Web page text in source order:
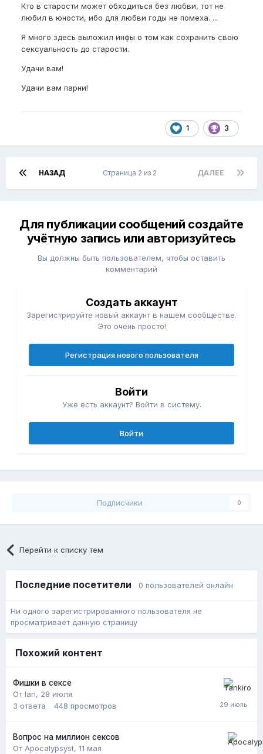
Кто в старости может обходиться без любви, тот не
любил в юности, ибо для любви годы не помеха. ...
Я много здесь выложил инфы о том как сохранить свою
сексуальность до старости.
Удачи вам!
Удачи вам парни!
1 3
НАЗАД ДАЛЕЕ
Страница 2 из 2
Для публикации сообщений создайте
учётную запись или авторизуйтесь
Вы должны быть пользователем, чтобы оставить
комментарий
Создать аккаунт
Зарегистрируйте новый аккаунт в нашем сообществе.
Это очень просто!
Регистрация нового пользователя
Войти
Уже есть аккаунт? Войти в систему.
Войти
Подписчики 0
Перейти к списку тем
Последние посетители 0 пользователей онлайн
Ни одного зарегистрированного пользователя не
просматривает данную страницу
Похожий контент
Фишки в сексе
От lan, 28 июля
3 ответа 448 просмотров
Вопрос на миллион сексов
От Apocalypsyst, 11 мая